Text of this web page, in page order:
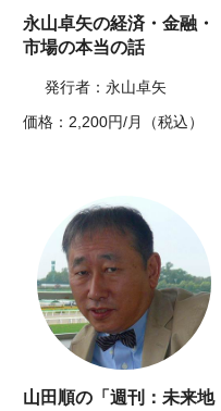
永山卓矢の経済・金融・
市場の本当の話
発行者：永山卓矢
価格：2,200円/月（税込）
山田順の「週刊：未来地